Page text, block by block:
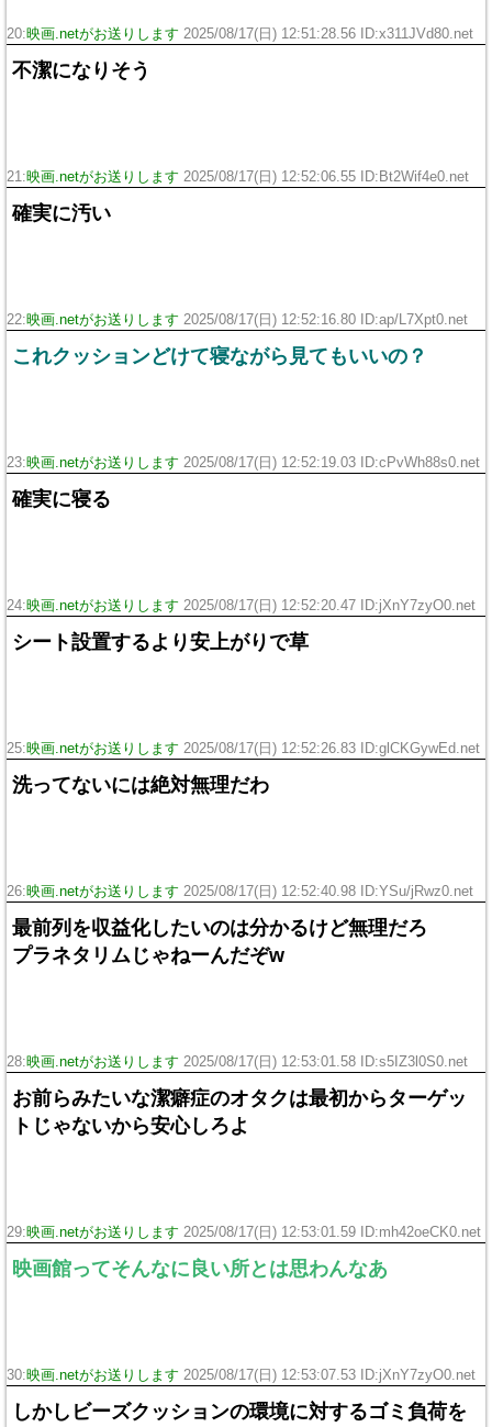
20:映画.netがお送りします 2025/08/17(日) 12:51:28.56 ID:x311JVd80.net
不潔になりそう
21:映画.netがお送りします 2025/08/17(日) 12:52:06.55 ID:Bt2Wif4e0.net
確実に汚い
22:映画.netがお送りします 2025/08/17(日) 12:52:16.80 ID:ap/L7Xpt0.net
これクッションどけて寝ながら見てもいいの？
23:映画.netがお送りします 2025/08/17(日) 12:52:19.03 ID:cPvWh88s0.net
確実に寝る
24:映画.netがお送りします 2025/08/17(日) 12:52:20.47 ID:jXnY7zyO0.net
シート設置するより安上がりで草
25:映画.netがお送りします 2025/08/17(日) 12:52:26.83 ID:glCKGywEd.net
洗ってないには絶対無理だわ
26:映画.netがお送りします 2025/08/17(日) 12:52:40.98 ID:YSu/jRwz0.net
最前列を収益化したいのは分かるけど無理だろ
プラネタリムじゃねーんだぞw
28:映画.netがお送りします 2025/08/17(日) 12:53:01.58 ID:s5IZ3l0S0.net
お前らみたいな潔癖症のオタクは最初からターゲッ
トじゃないから安心しろよ
29:映画.netがお送りします 2025/08/17(日) 12:53:01.59 ID:mh42oeCK0.net
映画館ってそんなに良い所とは思わんなあ
30:映画.netがお送りします 2025/08/17(日) 12:53:07.53 ID:jXnY7zyO0.net
しかしビーズクッションの環境に対するゴミ負荷を